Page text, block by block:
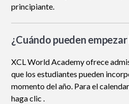
principiante.
¿Cuándo pueden
XCL World Academy ofrece
que los estudiantes pueden
momento del año. Para el
haga clic .